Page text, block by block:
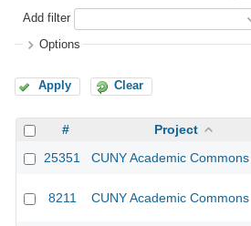
Add filter
Options
Apply Clear
# Project
25351
CUNY Academic Commons
8211 CUNY Academic Commons